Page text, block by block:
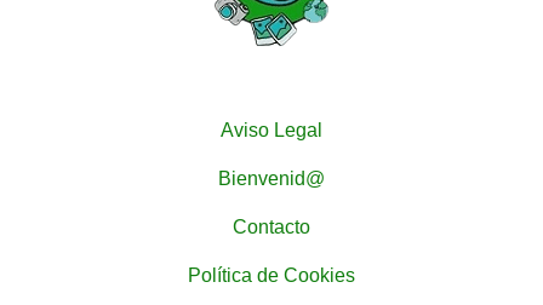
Aviso Legal
Bienvenid@
Contacto
Política de Cookies